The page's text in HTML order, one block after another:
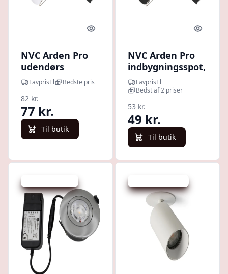
Quick look
NVC Arden Pro
udendørs
indbygningsspot,
rund, GU10, hvid
LavprisEl Bedste pris
82 kr.
77 kr.
Til butik
Quick
NVC Arden Pro
indbygningsspot,
rund, GU10, sort
LavprisEl
Bedst af 2 priser
53 kr.
49 kr.
Til butik